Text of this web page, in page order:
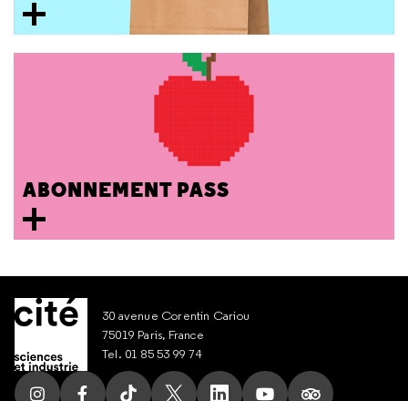
ABONNEMENT PASS
30 avenue Corentin Cariou
75019 Paris, France
Tel. 01 85 53 99 74